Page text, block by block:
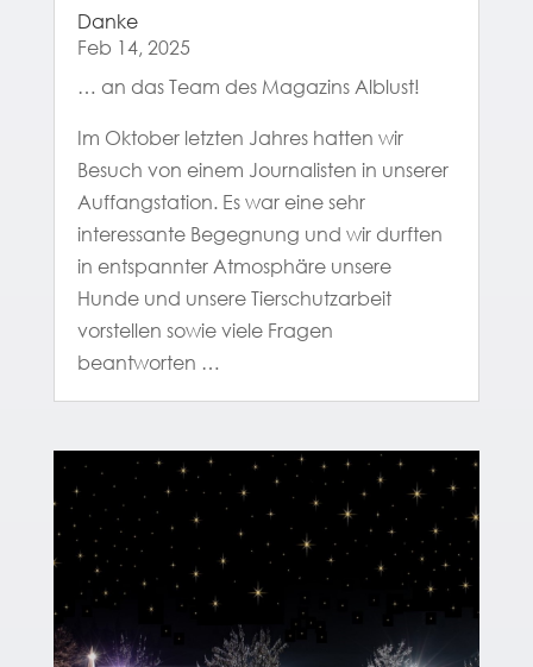
Danke
Feb 14, 2025
… an das Team des Magazins Alblust!
Im Oktober letzten Jahres hatten wir
Besuch von einem Journalisten in unserer
Auffangstation. Es war eine sehr
interessante Begegnung und wir durften
in entspannter Atmosphäre unsere
Hunde und unsere Tierschutzarbeit
vorstellen sowie viele Fragen
beantworten …